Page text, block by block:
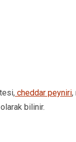
cheddar peyniri,
bilinir.